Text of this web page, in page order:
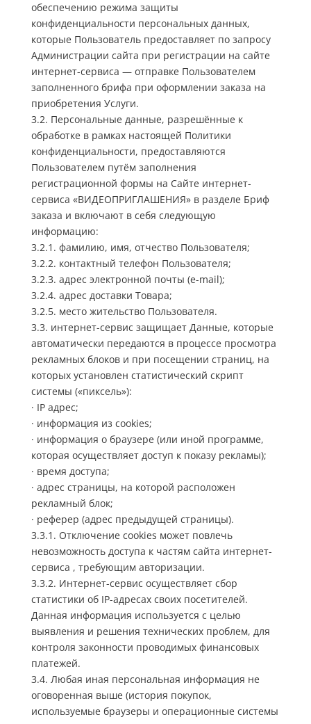
обеспечению режима защиты
конфиденциальности персональных данных,
которые Пользователь предоставляет по запросу
Администрации сайта при регистрации на сайте
интернет-сервиса — отправке Пользователем
заполненного брифа при оформлении заказа на
приобретения Услуги.
3.2. Персональные данные, разрешённые к
обработке в рамках настоящей Политики
конфиденциальности, предоставляются
Пользователем путём заполнения
регистрационной формы на Сайте интернет-
сервиса «ВИДЕОПРИГЛАШЕНИЯ» в разделе Бриф
заказа и включают в себя следующую
информацию:
3.2.1. фамилию, имя, отчество Пользователя;
3.2.2. контактный телефон Пользователя;
3.2.3. адрес электронной почты (e-mail);
3.2.4. адрес доставки Товара;
3.2.5. место жительство Пользователя.
3.3. интернет-сервис защищает Данные, которые
автоматически передаются в процессе просмотра
рекламных блоков и при посещении страниц, на
которых установлен статистический скрипт
системы («пиксель»):
· IP адрес;
· информация из cookies;
· информация о браузере (или иной программе,
которая осуществляет доступ к показу рекламы);
· время доступа;
· адрес страницы, на которой расположен
рекламный блок;
· реферер (адрес предыдущей страницы).
3.3.1. Отключение cookies может повлечь
невозможность доступа к частям сайта интернет-
сервиса , требующим авторизации.
3.3.2. Интернет-сервис осуществляет сбор
статистики об IP-адресах своих посетителей.
Данная информация используется с целью
выявления и решения технических проблем, для
контроля законности проводимых финансовых
платежей.
3.4. Любая иная персональная информация не
оговоренная выше (история покупок,
используемые браузеры и операционные системы